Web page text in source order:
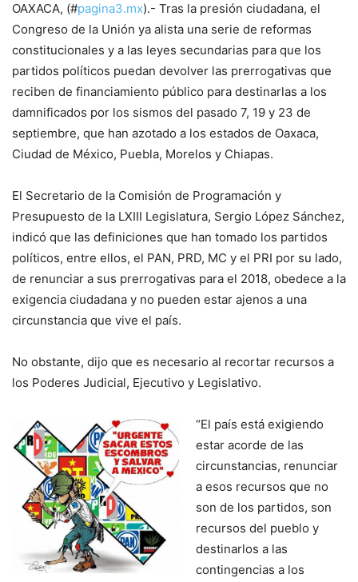
OAXACA, (#pagina3.mx).- Tras la presión ciudadana, el
Congreso de la Unión ya alista una serie de reformas
constitucionales y a las leyes secundarias para que los
partidos políticos puedan devolver las prerrogativas que
reciben de financiamiento público para destinarlas a los
damnificados por los sismos del pasado 7, 19 y 23 de
septiembre, que han azotado a los estados de Oaxaca,
Ciudad de México, Puebla, Morelos y Chiapas.
El Secretario de la Comisión de Programación y
Presupuesto de la LXIII Legislatura, Sergio López Sánchez,
indicó que las definiciones que han tomado los partidos
políticos, entre ellos, el PAN, PRD, MC y el PRI por su lado,
de renunciar a sus prerrogativas para el 2018, obedece a la
exigencia ciudadana y no pueden estar ajenos a una
circunstancia que vive el país.
No obstante, dijo que es necesario al recortar recursos a
los Poderes Judicial, Ejecutivo y Legislativo.
“El país está exigiendo
estar acorde de las
circunstancias, renunciar
a esos recursos que no
son de los partidos, son
recursos del pueblo y
destinarlos a las
contingencias a los